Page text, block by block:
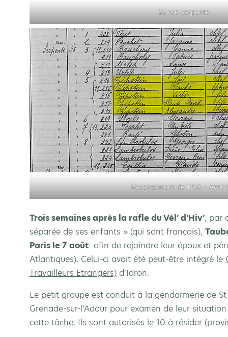
25 rue Serpente
Recensement de 1936 – AM
Trois semaines après la rafle du Vél’ d’Hiv’, par
séparée de ses enfants » (qui sont français),
Paris le 7 aoûtafin de rejoindre leur époux et
Atlantiques). Celui-ci avait été peut-être intégré le
Travailleurs Etrangers)d’Idron.
Le petit groupe est conduit à la gendarmerie de
Grenade-sur-l’Adour pour examen de leur
cette tâche. Ils sont autorisés le 10 à résider